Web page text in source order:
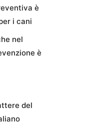
è
i cani
nel
è
del